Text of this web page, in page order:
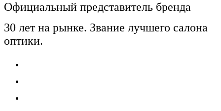
Официальный представитель бренда
30 лет на рынке. Звание лучшего салона
оптики.